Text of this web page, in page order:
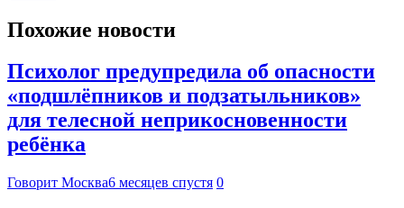
Похожие новости
Психолог предупредила об опасности
«подшлёпников и подзатыльников»
для телесной неприкосновенности
ребёнка
Говорит Москва6 месяцев спустя 0